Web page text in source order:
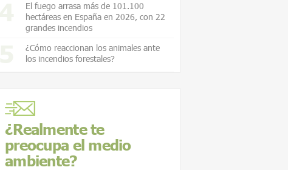
El fuego arrasa más de 101.100
hectáreas en España en 2026, con 22
grandes incendios
¿Cómo reaccionan los animales ante
los incendios forestales?
¿Realmente te
preocupa el medio
ambiente?